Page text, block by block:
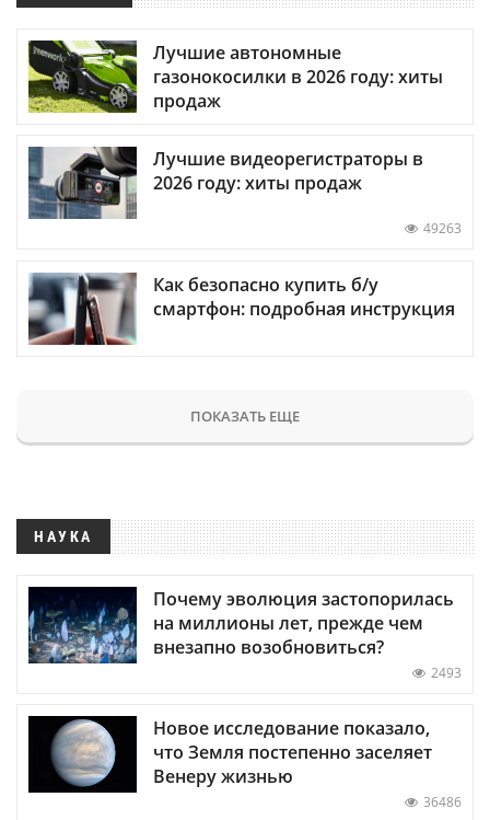
Лучшие автономные
газонокосилки в 2026 году: хиты
продаж
Лучшие видеорегистраторы в
2026 году: хиты продаж
49263
Как безопасно купить б/у
смартфон: подробная инструкция
ПОКАЗАТЬ ЕЩЕ
НАУКА
Почему эволюция застопорилась
на миллионы лет, прежде чем
внезапно возобновиться?
2493
Новое исследование показало,
что Земля постепенно заселяет
Венеру жизнью
36486